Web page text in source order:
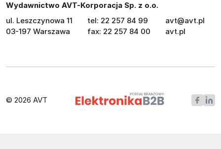
Wydawnictwo AVT-Korporacja Sp. z o.o.
ul. Leszczynowa 11
03-197 Warszawa
tel: 22 257 84 99
fax: 22 257 84 00
avt@avt.pl
avt.pl
© 2026 AVT